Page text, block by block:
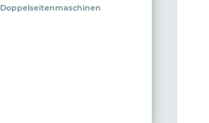
Doppelseitenmaschinen